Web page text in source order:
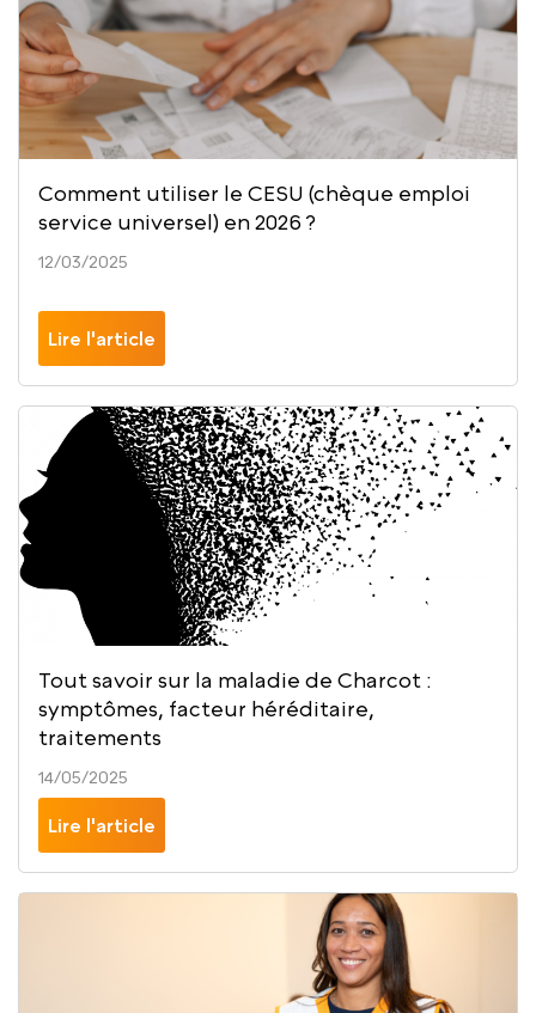
Comment utiliser le CESU (chèque emploi
service universel) en 2026 ?
12/03/2025
Lire l'article
Tout savoir sur la maladie de Charcot :
symptômes, facteur héréditaire,
traitements
14/05/2025
Lire l'article